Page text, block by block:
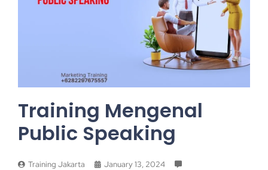
Training Mengenal
Public Speaking
Training Jakarta January 13, 2024